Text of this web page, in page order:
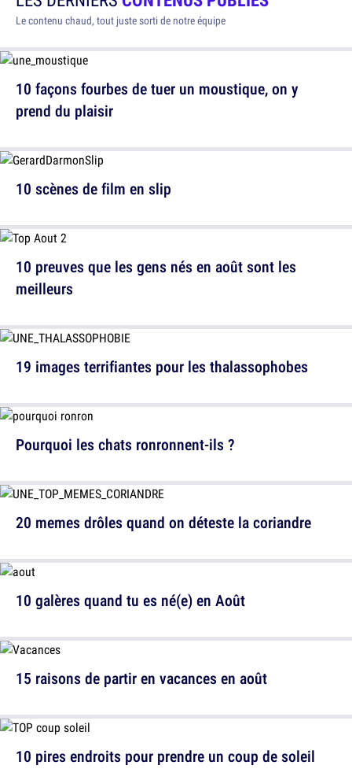
Le contenu chaud, tout juste sorti de notre équipe
10 façons fourbes de tuer un moustique, on y
prend du plaisir
10 preuves que les gens nés en août sont les
meilleurs
Pourquoi les chats ronronnent-ils ?
10 galères quand tu es né(e) en Août
10 pires endroits pour prendre un coup de soleil
10 scènes de film en slip
19 images terrifiantes pour les thalassophobes
20 memes drôles quand on déteste la coriandre
15 raisons de partir en vacances en août